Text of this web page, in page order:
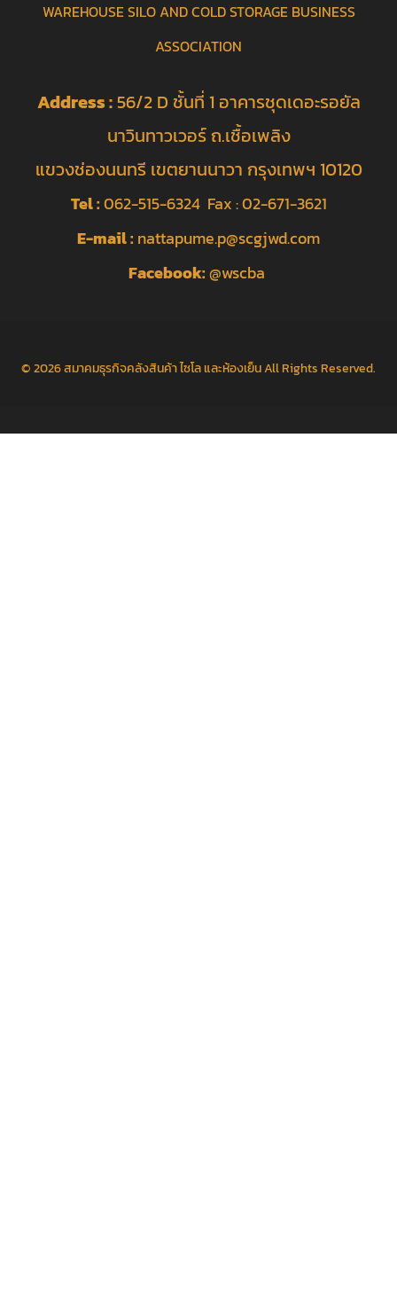
WAREHOUSE SILO AND COLD STORAGE BUSINESS
ASSOCIATION
Address :56/2 D ชั้นที่ 1 อาคารชุดเดอะรอยัล
นาวินทาวเวอร์ ถ.เชื้อเพลิง
แขวงช่องนนทรี เขตยานนาวา กรุงเทพฯ 10120
Tel :062-515-6324 Fax : 02-671-3621
E-mail : nattapume.p@scgjwd.com
Facebook:@wscba
© 2026สมาคมธุรกิจคลังสินค้า ไซโล และห้องเย็นAll Rights Reserved.